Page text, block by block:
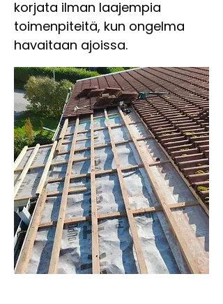
korjata ilman laajempia
toimenpiteitä, kun ongelma
havaitaan ajoissa.